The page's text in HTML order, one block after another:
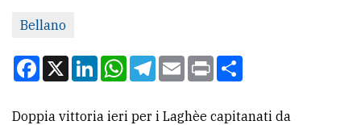
Per
tua
Bellano
Facebook
X LinkedInWhatsApp
Telegram
EmailPrint
Doppia vittoria ieri per i Laghèe capitanati da